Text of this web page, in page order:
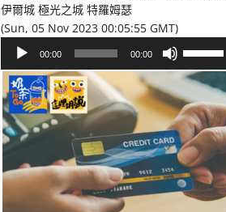
伊爾城 極光之城 特羅姆瑟
(Sun, 05 Nov 2023 00:05:55 GMT)
播
放
器
00:00 00:00
向
上/
向
下
鍵
以
提